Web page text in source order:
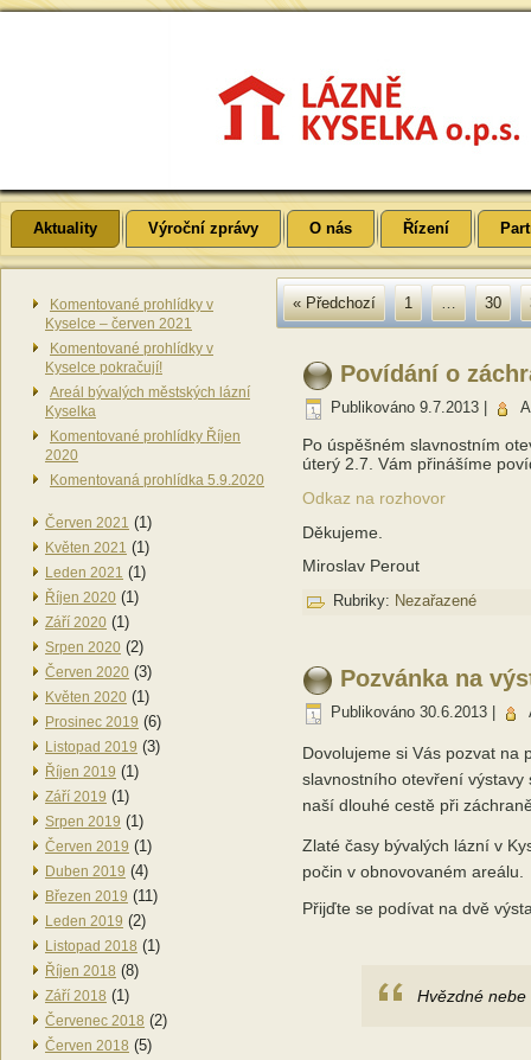
Aktuality Výroční zprávy O nás Řízení
Komentované prohlídky v
Kyselce – červen 2021
Komentované prohlídky v
Kyselce pokračují!
Areál bývalých městských lázní
Kyselka
Komentované prohlídky Říjen
2020
Komentovaná prohlídka 5.9.2020
Červen 2021 (1)
Květen 2021 (1)
Leden 2021 (1)
Říjen 2020 (1)
Září 2020 (1)
Srpen 2020 (2)
Červen 2020 (3)
Květen 2020 (1)
Prosinec 2019 (6)
Listopad 2019 (3)
Říjen 2019 (1)
Září 2019 (1)
Srpen 2019 (1)
Červen 2019 (1)
Duben 2019 (4)
Březen 2019 (11)
Leden 2019 (2)
Listopad 2018 (1)
Říjen 2018 (8)
Září 2018 (1)
Červenec 2018 (2)
Červen 2018 (5)
« Předchozí 1 … 30
Povídání o
Publikováno 9.7.2013
Po úspěšném slavnostním
úterý 2.7. Vám přinášíme
Odkaz na rozhovor
Děkujeme.
Miroslav Perout
Rubriky: Nezařazené
Pozvánka na
Publikováno 30.6.2013
Dovolujeme si Vás pozvat na
slavnostního otevření
naší dlouhé cestě při
Zlaté časy bývalých lázní v
počin v obnovovaném areálu.
Přijďte se podívat na dvě
Hvězdné